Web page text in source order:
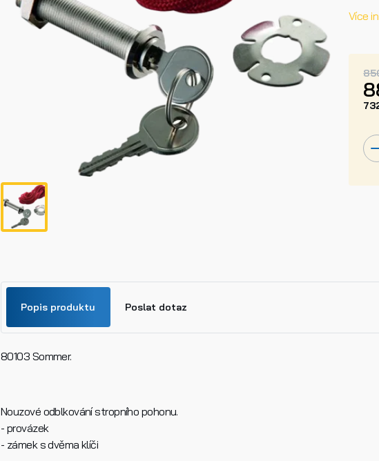
Více
Popis produktu Poslat dotaz
80103 Sommer.
Nouzové odblkování stropního pohonu.
- provázek
- zámek s dvěma klíči
Jméno
Telefon